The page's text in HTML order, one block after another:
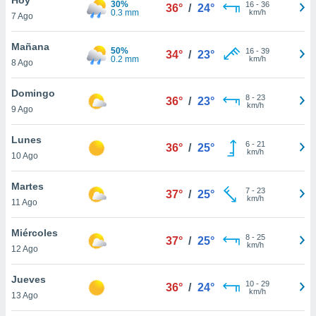
y
en
más
de
7 Ago
30%
0.3 mm
36° / 24° 16- 36
km/h
Mañana
8 Ago
50%
0.2 mm
34° / 23° 16- 39
km/h
Domingo
9 Ago
36° / 23° 8- 23
km/h
Lunes
10 Ago
36° / 25° 6- 21
km/h
Martes
11 Ago
37° / 25° 7- 23
km/h
Miércoles
12 Ago
37° / 25° 8- 25
km/h
Jueves
13 Ago
36° / 24° 10- 29
km/h